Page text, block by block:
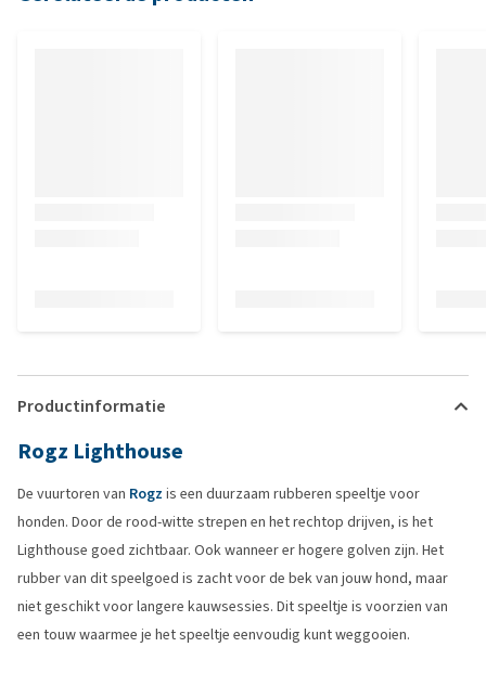
Productinformatie
Rogz Lighthouse
De vuurtoren van Rogz is een duurzaam rubberen speeltje voor
honden. Door de rood-witte strepen en het rechtop drijven, is het
Lighthouse goed zichtbaar. Ook wanneer er hogere golven zijn. Het
rubber van dit speelgoed is zacht voor de bek van jouw hond, maar
niet geschikt voor langere kauwsessies. Dit speeltje is voorzien van
een touw waarmee je het speeltje eenvoudig kunt weggooien.